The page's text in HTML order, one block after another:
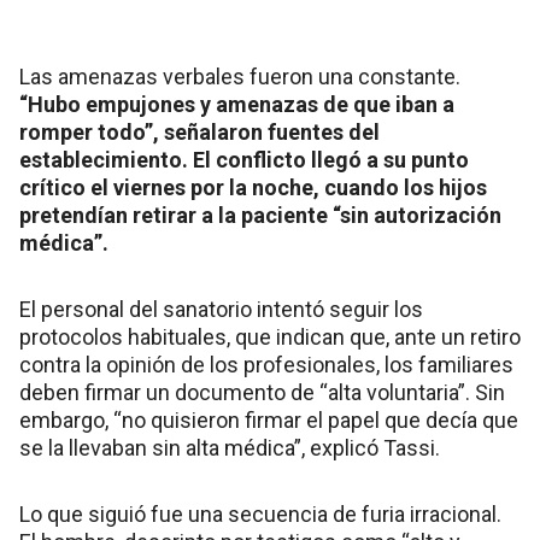
Las amenazas verbales fueron una constante.
“Hubo empujones y amenazas de que iban a
romper todo”, señalaron fuentes del
establecimiento. El conflicto llegó a su punto
crítico el viernes por la noche, cuando los hijos
pretendían retirar a la paciente “sin autorización
médica”.
El personal del sanatorio intentó seguir los
protocolos habituales, que indican que, ante un retiro
contra la opinión de los profesionales, los familiares
deben firmar un documento de “alta voluntaria”. Sin
embargo, “no quisieron firmar el papel que decía que
se la llevaban sin alta médica”, explicó Tassi.
Lo que siguió fue una secuencia de furia irracional.